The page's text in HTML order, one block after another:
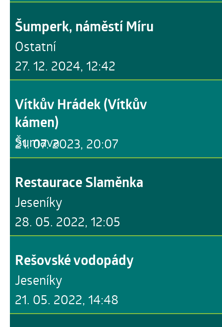
27. 12. 2024, 12:42
Šumperk, náměstí Míru
Ostatní
21. 07. 2023, 20:07
Vítkův Hrádek (Vítkův
kámen)
Šumava
28. 05. 2022, 12:05
Restaurace Slaměnka
Jeseníky
21. 05. 2022, 14:48
Rešovské vodopády
Jeseníky